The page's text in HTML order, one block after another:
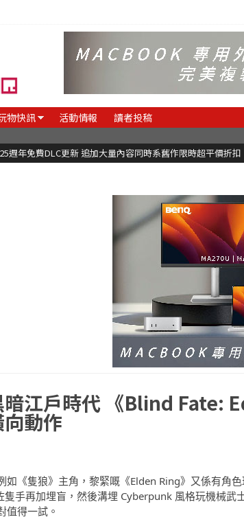
物快訊 活動情報 讀者投稿
週年免費DLC更新 追加大量內容同時系舊作限時超平價折扣
暗江戶時代 《Blind Fate:
動作
如《隻狼》主角，黎緊嘅《Elden Ring》又係有角
隻手再加埋盲，然後溝埋 Cyberpunk 風格玩機械武
值得一試。